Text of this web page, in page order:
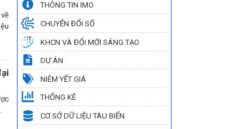
THÔNG TIN IMO
CHUYỂN ĐỔI SỐ
KHCN VÀ ĐỔI MỚI SÁNG TẠO
DỰ ÁN
NIÊM YẾT GIÁ
THỐNG KÊ
CƠ SỞ DỮ LIỆU TÀU BIỂN